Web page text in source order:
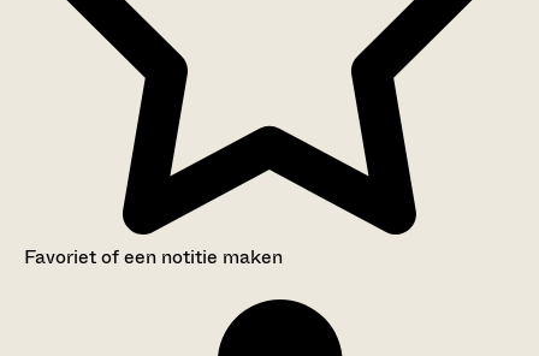
Favoriet of een notitie maken